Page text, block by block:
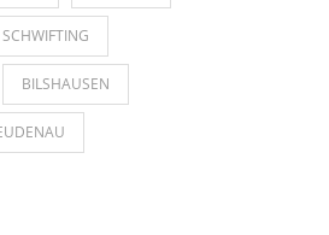
SCHWIFTING
BILSHAUSEN